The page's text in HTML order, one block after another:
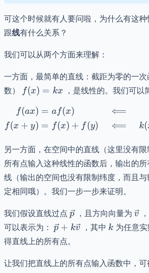
aL(x)
可这个时候就有人要问啦，为什么有这
跟线有什么关系？
我们可以从两个方面来理解：
一方面，最简单的直线：截距为零的一
数）
f(x)
kx
f(x) = kx
，是线性的。我们可以
f(ax)
f(x + y)
= af(x)
= f(x) + f(y)
⟸
⟸
k(
另一方面，在空间中的直线（这里没有限
所有点输入这种线性的函数后，输出的
线（输出的空间也没有限制纬度，而且
定相同哦）。我们一步一步来证明。
我们假设直线过点 \vec{p}
p，且方向向量为 v
可以表示为： \vec{p}
+
k\vec{v}
p + kv ，其中 k
k 为任意
得直线上的所有点。
让我们把直线上的所有点输入函数中，可